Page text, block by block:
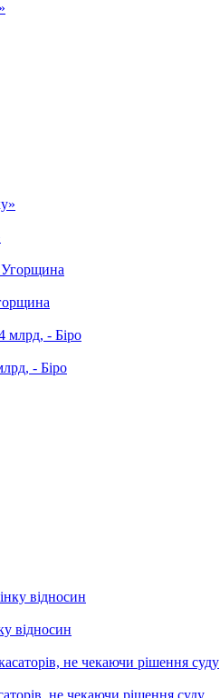
- Біро
відносин
не чекаючи рішення суду